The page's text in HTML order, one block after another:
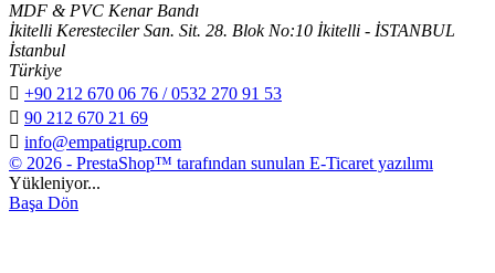
MDF & PVC Kenar Bandı
İkitelli Keresteciler San. Sit. 28. Blok No:10 İkitelli - İSTANBUL
İstanbul
Türkiye
 +90 212 670 06 76 / 0532 270 91 53
 90 212 670 21 69
 info@empatigrup.com
© 2026 - PrestaShop™ tarafından sunulan E-Ticaret yazılımı
Yükleniyor...
Başa Dön